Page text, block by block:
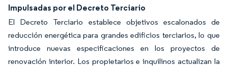
Impulsadas por el Decreto Terciario
El Decreto Terciario establece objetivos escalonados de
reducción energética para grandes edificios terciarios, lo que
introduce nuevas especificaciones en los proyectos de
renovación interior. Los propietarios e inquilinos actualizan la